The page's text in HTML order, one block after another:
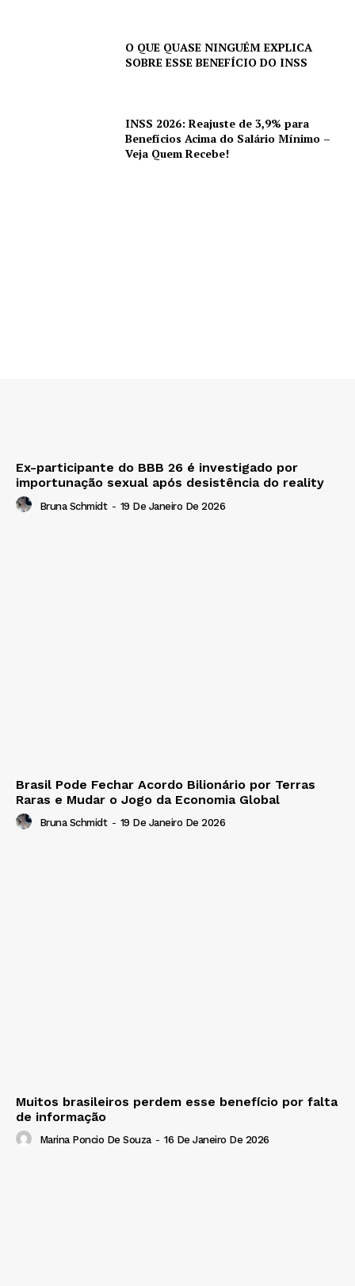
O QUE QUASE NINGUÉM EXPLICA
SOBRE ESSE BENEFÍCIO DO INSS
INSS 2026: Reajuste de 3,9% para
Benefícios Acima do Salário Mínimo –
Veja Quem Recebe!
Ex-participante do BBB 26 é investigado por
importunação sexual após desistência do reality
Bruna Schmidt - 19 De Janeiro De 2026
Brasil Pode Fechar Acordo Bilionário por Terras
Raras e Mudar o Jogo da Economia Global
Bruna Schmidt - 19 De Janeiro De 2026
Muitos brasileiros perdem esse benefício por falta
de informação
Marina Poncio De Souza - 16 De Janeiro De 2026